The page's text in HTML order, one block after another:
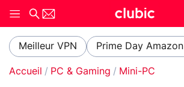
Meilleur VPN Prime Day Amazon
Accueil PC & Gaming Mini-PC